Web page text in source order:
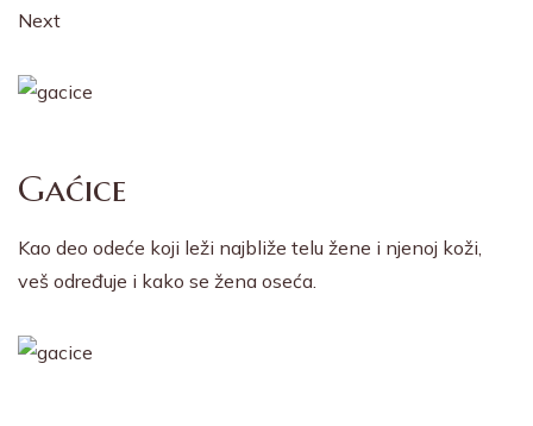
Next
Gaćice
Kao deo odeće koji leži najbliže telu žene i njenoj koži,
veš određuje i kako se žena oseća.